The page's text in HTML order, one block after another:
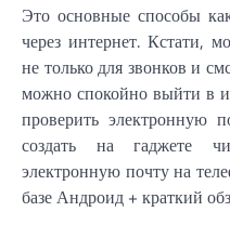
Это основные способы
через интернет. Кстати,
не только для звонков и
можно спокойно выйти в
проверить
создать на гаджете
электронную почту на
базе Андроид + краткий